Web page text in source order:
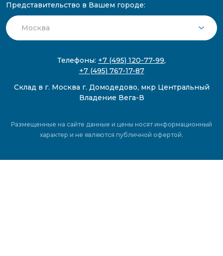
Представительство в Вашем городе:
Телефоны: +7 (495) 120-77-99,
+7 (495) 767-17-87
Склад в г. Москва г. Домодедово, мкр Центральный
Владение Вега-В
Размещенные на сайте данные и цены носят информационный
характер и не являются публичной офертой.